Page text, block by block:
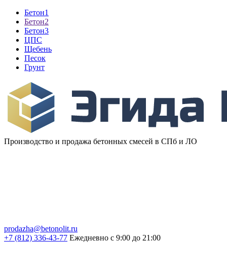
Бетон1
Бетон2
Бетон3
ЦПС
Щебень
Песок
Грунт
Производство и продажа бетонных смесей в СПб и ЛО
prodazha@betonolit.ru
+7 (812) 336-43-77 Ежедневно с 9:00 до 21:00